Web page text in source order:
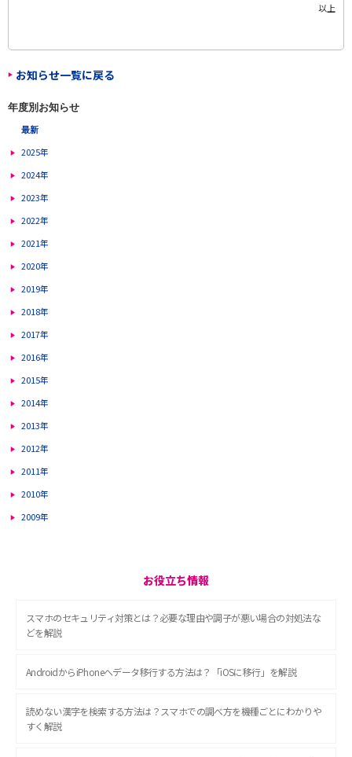
以上
お知らせ一覧に戻る
年度別お知らせ
最新
2025年
2024年
2023年
2022年
2021年
2020年
2019年
2018年
2017年
2016年
2015年
2014年
2013年
2012年
2011年
2010年
2009年
お役立ち情報
スマホのセキュリティ対策とは？必要な理由や調子が悪い場合の対処法な
どを解説
AndroidからiPhoneへデータ移行する方法は？「iOSに移行」を解説
読めない漢字を検索する方法は？スマホでの調べ方を機種ごとにわかりや
すく解説